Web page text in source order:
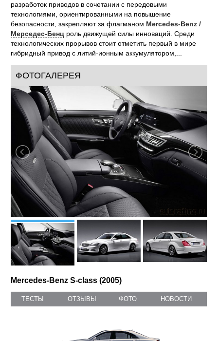
разработок приводов в сочетании с передовыми
технологиями, ориентированными на повышение
безопасности, закрепляют за флагманом Mercedes-Benz /
Мерседес-Бенц роль движущей силы инноваций. Среди
технологических прорывов стоит отметить первый в мире
гибридный привод с литий-ионным аккумулятором,...
ФОТОГАЛЕРЕЯ
Mercedes-Benz S-class (2005)
ТЕСТЫ ОТЗЫВЫ ФОТО НОВОСТИ